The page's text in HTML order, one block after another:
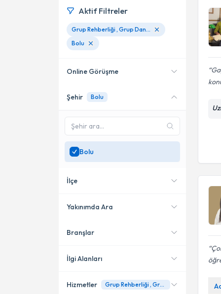
Aktif Filtreler
Grup Rehberliği , Grup Danışması
Bolu
Online Görüşme
Online danışmanlık sunan
SadeceBolu
uzman ara
Şehir Bolu
Bolu
İlçe
Merkez
Yakınımda Ara
Konumuma yakın uzmanları
Branşlar
Psikoloji
İlgi Alanları
Hizmetler Grup Rehberliği , Grup Danışması